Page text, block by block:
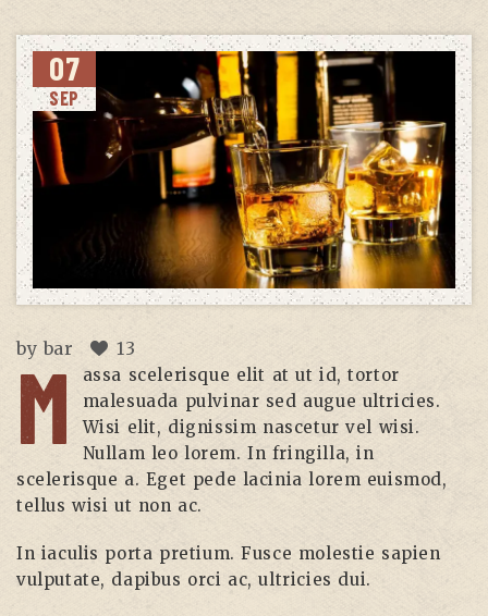
07
SEP
bybar 13
M
assa scelerisque elit at ut id, tortor
malesuada pulvinar sed augue ultricies.
Wisi elit, dignissim nascetur vel wisi.
Nullam leo lorem. In fringilla, in
scelerisque a. Eget pede lacinia lorem euismod,
tellus wisi ut non ac.
In iaculis porta pretium. Fusce molestie sapien
vulputate, dapibus orci ac, ultricies dui.